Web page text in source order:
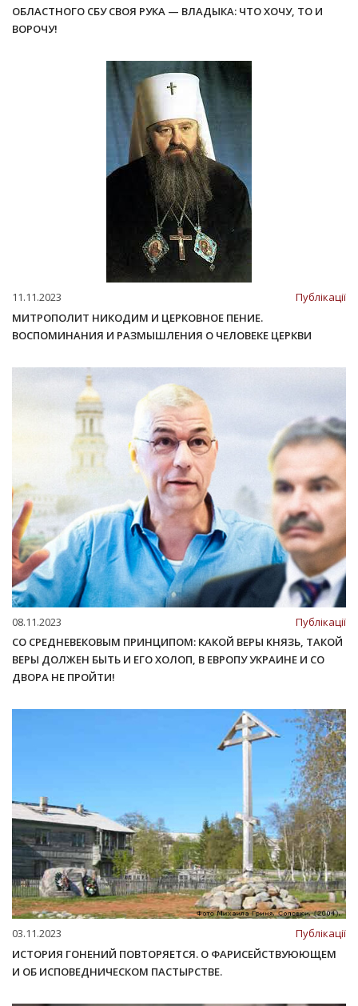
ОБЛАСТНОГО СБУ СВОЯ РУКА — ВЛАДЫКА: ЧТО ХОЧУ, ТО И
ВОРОЧУ!
11.11.2023
Публікації
МИТРОПОЛИТ НИКОДИМ И ЦЕРКОВНОЕ ПЕНИЕ.
ВОСПОМИНАНИЯ И РАЗМЫШЛЕНИЯ О ЧЕЛОВЕКЕ ЦЕРКВИ
08.11.2023
Публікації
СО СРЕДНЕВЕКОВЫМ ПРИНЦИПОМ: КАКОЙ ВЕРЫ КНЯЗЬ, ТАКОЙ
ВЕРЫ ДОЛЖЕН БЫТЬ И ЕГО ХОЛОП, В ЕВРОПУ УКРАИНЕ И СО
ДВОРА НЕ ПРОЙТИ!
03.11.2023
Публікації
ИСТОРИЯ ГОНЕНИЙ ПОВТОРЯЕТСЯ. О ФАРИСЕЙСТВУЮЮЩЕМ
И ОБ ИСПОВЕДНИЧЕСКОМ ПАСТЫРСТВЕ.